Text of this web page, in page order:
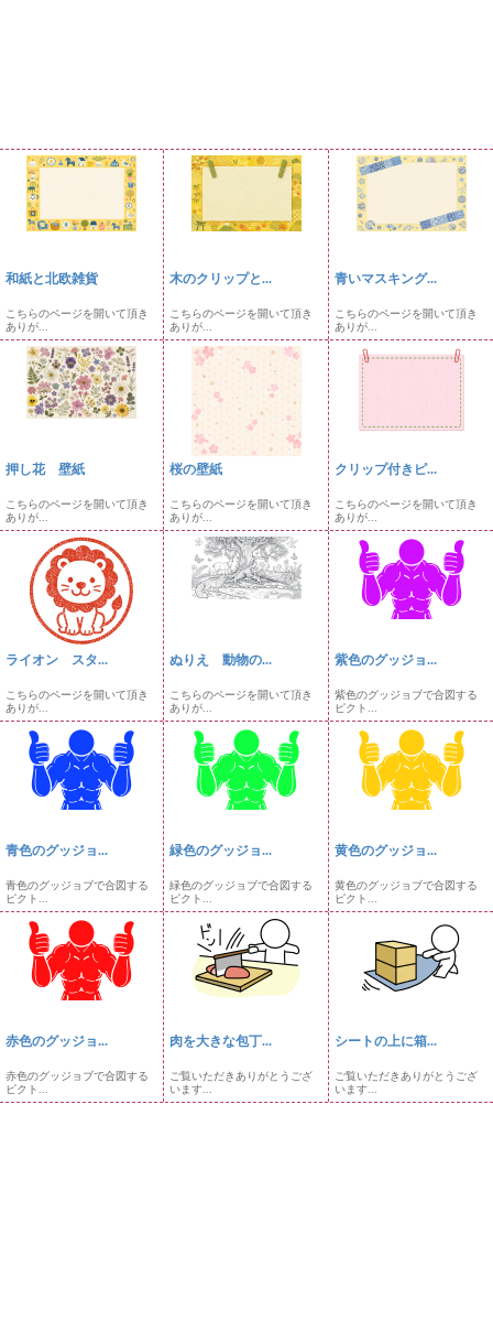
和紙と北欧雑貨
こちらのページを開いて頂き
ありが...
木のクリップと...
こちらのページを開いて頂き
ありが...
青いマスキング...
こちらのページを開いて頂き
ありが...
押し花 壁紙
こちらのページを開いて頂き
ありが...
桜の壁紙
こちらのページを開いて頂き
ありが...
クリップ付きピ...
こちらのページを開いて頂き
ありが...
ライオン スタ...
こちらのページを開いて頂き
ありが...
ぬりえ 動物の...
こちらのページを開いて頂き
ありが...
紫色のグッジョ...
紫色のグッジョブで合図する
ピクト...
青色のグッジョ...
青色のグッジョブで合図する
ピクト...
緑色のグッジョ...
緑色のグッジョブで合図する
ピクト...
黄色のグッジョ...
黄色のグッジョブで合図する
ピクト...
赤色のグッジョ...
赤色のグッジョブで合図する
ピクト...
肉を大きな包丁...
ご覧いただきありがとうござ
います...
シートの上に箱...
ご覧いただきありがとうござ
います...